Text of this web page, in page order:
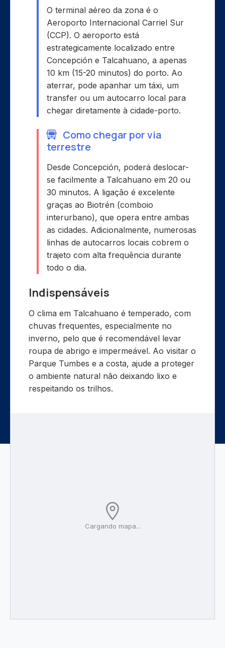
Cargando mapa...
O terminal aéreo da zona é o
Aeroporto Internacional Carriel Sur
(CCP). O aeroporto está
estrategicamente localizado entre
Concepción e Talcahuano, a apenas
10 km (15-20 minutos) do porto. Ao
aterrar, pode apanhar um táxi, um
transfer ou um autocarro local para
chegar diretamente à cidade-porto.
Como chegar por via
terrestre
Desde Concepción, poderá deslocar-
se facilmente a Talcahuano em 20 ou
30 minutos. A ligação é excelente
graças ao Biotrén (comboio
interurbano), que opera entre ambas
as cidades. Adicionalmente, numerosas
linhas de autocarros locais cobrem o
trajeto com alta frequência durante
todo o dia.
Indispensáveis
O clima em Talcahuano é temperado, com
chuvas frequentes, especialmente no
inverno, pelo que é recomendável levar
roupa de abrigo e impermeável. Ao visitar o
Parque Tumbes e a costa, ajude a proteger
o ambiente natural não deixando lixo e
respeitando os trilhos.